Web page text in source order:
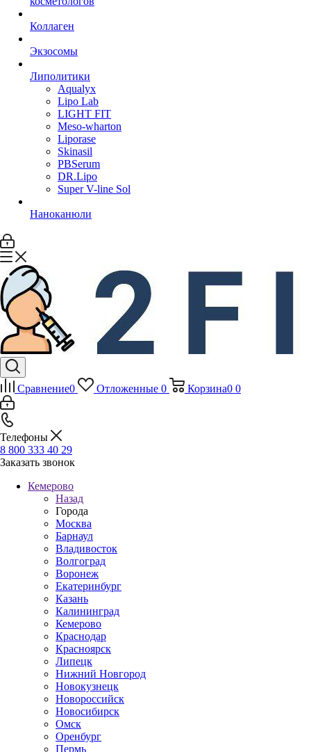
Коллаген
Экзосомы
Липолитики
Aqualyx
Lipo Lab
LIGHT FIT
Meso-wharton
Liporase
Skinasil
PBSerum
DR.Lipo
Super V-line Sol
Наноканюли
Сравнение0 Отложенные 0 Корзина0 0
Телефоны
8 800 333 40 29
Заказать звонок
Кемерово
Назад
Города
Москва
Барнаул
Владивосток
Волгоград
Воронеж
Екатеринбург
Казань
Калининград
Кемерово
Краснодар
Красноярск
Липецк
Нижний Новгород
Новокузнецк
Новороссийск
Новосибирск
Омск
Оренбург
Пермь